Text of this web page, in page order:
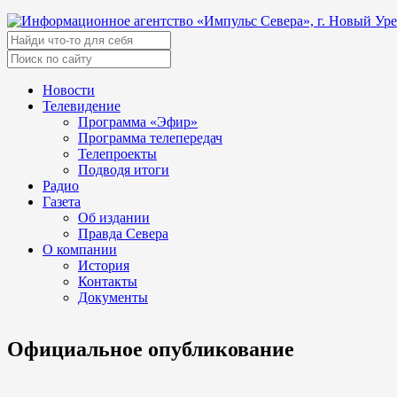
Новости
Телевидение
Программа «Эфир»
Программа телепередач
Телепроекты
Подводя итоги
Радио
Газета
Об издании
Правда Севера
О компании
История
Контакты
Документы
Официальное опубликование